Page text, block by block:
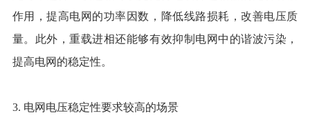
作用，提高电网的功率因数，降低线路损耗，改善电压质
量。此外，重载进相还能够有效抑制电网中的谐波污染，
提高电网的稳定性。
3. 电网电压稳定性要求较高的场景